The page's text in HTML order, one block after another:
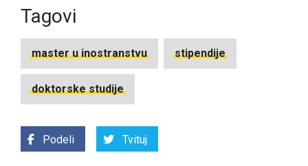
Tagovi
master u inostranstvu stipendije
doktorske studije
Podeli Tvituj